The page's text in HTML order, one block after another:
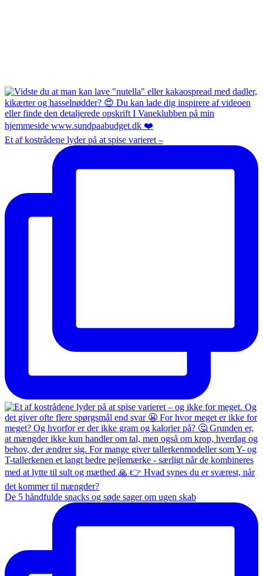
Et af kostrådene lyder på at spise varieret –
De 5 håndfulde snacks og søde sager om ugen skab